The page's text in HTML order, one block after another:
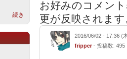
お好みのコメン
更が反映されます
2016/06/02 - 17:36 (
fripper - 投稿数: 495
続き